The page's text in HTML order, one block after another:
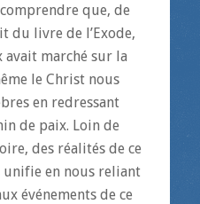
que, de
du livre de l’Exode,
avait marché sur la
le Christ nous
en redressant
de paix. Loin de
des réalités de ce
unifie en nous reliant
événements de ce